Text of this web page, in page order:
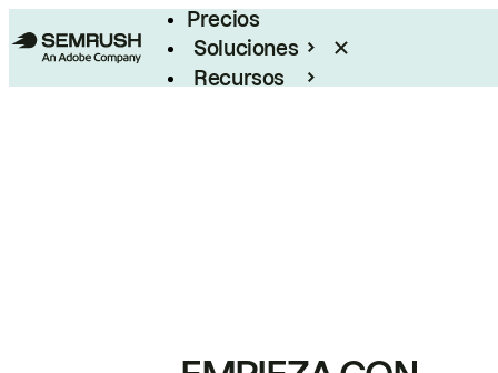
Precios
Soluciones
Recursos